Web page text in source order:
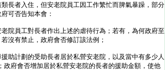
長者入住，但安老院員工因工作繁忙而脾氣暴躁，部分
可否告知本會：
老院員工對長者作出上述的虐待行為；若有，為何政府至
沒有禁止，政府會否修訂該法例；
援助計劃的受助長者居於私營安老院，以及當中有多少人
政府會否增加居於私營安老院的長者的援助金額，使他